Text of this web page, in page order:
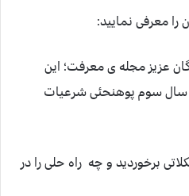
را معرفی نمایید:
عزیز مجله ی معرفت؛ این
سوم پوهنحئی شرعیات
برخوردید و چه راه حلی را در